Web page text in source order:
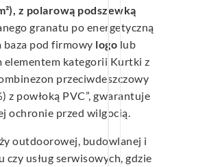
z polarową podszewką
granatu po energetyczną
baza pod firmowy logo lub
elementem kategorii Kurtki z
przeciwdeszczowy
z powłoką PVC”, gwarantuje
ochronie przed wilgocią.
outdoorowej, budowlanej i
usług serwisowych, gdzie